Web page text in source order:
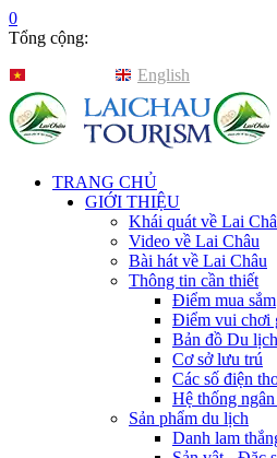
0
Tổng cộng:
English
TRANG CHỦ
GIỚI THIỆU
Khái quát về Lai
Video về Lai Châu
Bài hát về Lai Châu
Thông tin cần thiết
Điểm mua sắm
Điểm vui chơi
Bản đồ Du lịch
Cơ sở lưu trú
Các số điện
Hệ thống
Sản phẩm du lịch
Danh lam